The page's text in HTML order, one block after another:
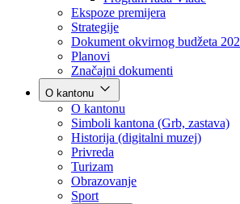
Vlada
Poslovnik
Program rada Vlade
Ekspoze premijera
Strategije
Dokument okvirnog budžeta
Planovi
Značajni dokumenti
O kantonu
O kantonu
Simboli kantona (Grb, zastava)
Historija (digitalni muzej)
Privreda